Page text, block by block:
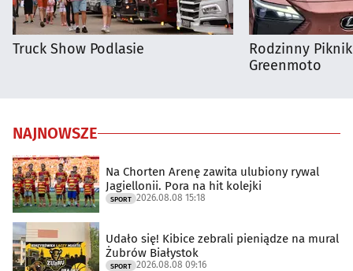
Truck Show Podlasie
Rodzinny
Greenmoto
NAJNOWSZE
Na Chorten Arenę zawita ulubiony rywal
Jagiellonii. Pora na hit kolejki
SPORT 2026.08.08 15:18
Udało się! Kibice zebrali pieniądze na mural
Żubrów Białystok
SPORT 2026.08.08 09:16